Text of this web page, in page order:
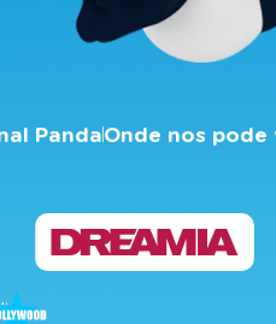
PandaOnde nos pode